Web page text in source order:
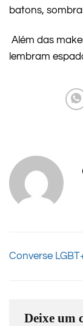
batons,
Além das
lembram
Converse
Deixe um